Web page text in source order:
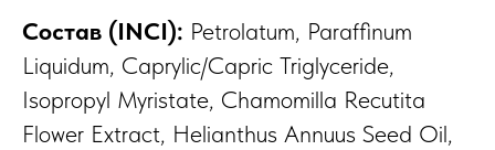
Состав (INCI): Petrolatum, Paraffinum
Liquidum, Caprylic/Capric Triglyceride,
Isopropyl Myristate, Chamomilla Recutita
Flower Extract, Helianthus Annuus Seed Oil,